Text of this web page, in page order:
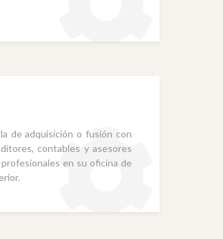
de adquisición o fusión con
contables y asesores
en su oficina de